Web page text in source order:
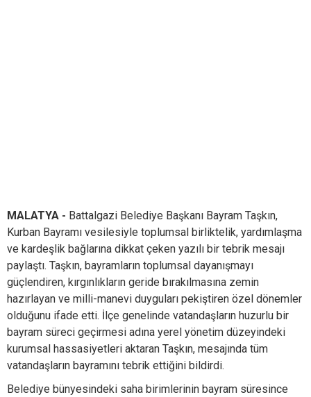
MALATYA - Battalgazi Belediye Başkanı Bayram Taşkın,
Kurban Bayramı vesilesiyle toplumsal birliktelik, yardımlaşma
ve kardeşlik bağlarına dikkat çeken yazılı bir tebrik mesajı
paylaştı. Taşkın, bayramların toplumsal dayanışmayı
güçlendiren, kırgınlıkların geride bırakılmasına zemin
hazırlayan ve milli-manevi duyguları pekiştiren özel dönemler
olduğunu ifade etti. İlçe genelinde vatandaşların huzurlu bir
bayram süreci geçirmesi adına yerel yönetim düzeyindeki
kurumsal hassasiyetleri aktaran Taşkın, mesajında tüm
vatandaşların bayramını tebrik ettiğini bildirdi.
Belediye bünyesindeki saha birimlerinin bayram süresince